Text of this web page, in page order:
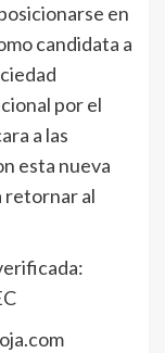
en
candidata a
por el
a las
esta nueva
retornar al